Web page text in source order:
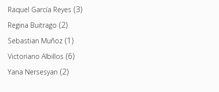
Raquel García Reyes (3)
Regina Buitrago (2)
Sebastian Muñoz (1)
Victoriano Albillos (6)
Yana Nersesyan (2)